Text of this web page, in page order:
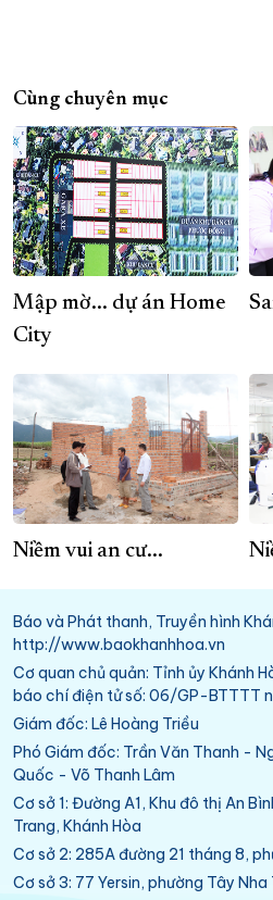
Cùng chuyên mục
Mập mờ... dự án Home
City
Niềm vui an cư...
Báo và Phát thanh, Truyền hình
http://www.baokhanhhoa.vn
Cơ quan chủ quản: Tỉnh ủy Khánh
báo chí điện tử số: 06/GP-BTTTT
Giám đốc: Lê Hoàng Triều
Phó Giám đốc: Trần Văn Thanh -
Quốc - Võ Thanh Lâm
Cơ sở 1: Đường A1, Khu đô thị An
Trang, Khánh Hòa
Cơ sở 2: 285A đường 21 tháng 8,
Cơ sở 3: 77 Yersin, phường Tây Nha